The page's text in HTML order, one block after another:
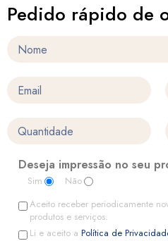
Pedido rápido de
Deseja impressão no seu
Sim
Não
Aceito receber periodicamente
produtos e serviços.
Li e aceito a Política de